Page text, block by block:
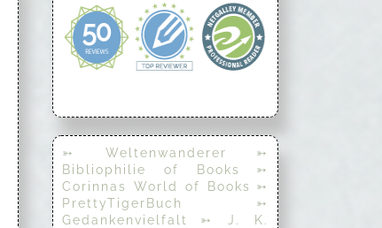
➳ Weltenwanderer
➳
Bibliophilie of Books
➳
Corinnas World of Books
➳
PrettyTigerBuch
➳
Gedankenvielfalt
➳ J. K.